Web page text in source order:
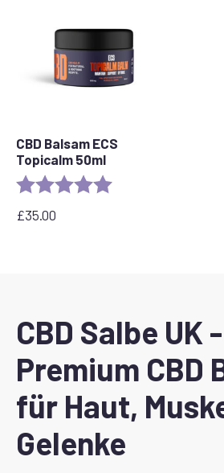
CBD Balsam ECS
Topicalm 50ml
Rating:
£35.00
CBD Salbe UK -
Premium CBD
für Haut,
Gelenke